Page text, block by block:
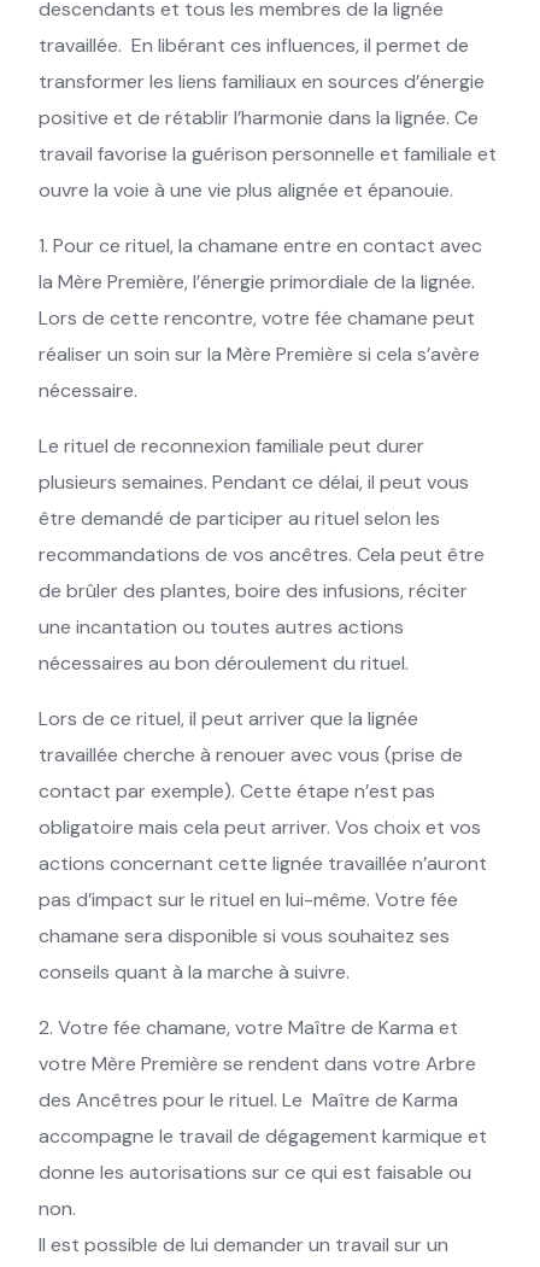
descendants et tous les membres de la lignée
travaillée. En libérant ces influences, il permet de
transformer les liens familiaux en sources d’énergie
positive et de rétablir l’harmonie dans la lignée. Ce
travail favorise la guérison personnelle et familiale et
ouvre la voie à une vie plus alignée et épanouie.
1. Pour ce rituel, la chamane entre en contact avec
la Mère Première, l’énergie primordiale de la lignée.
Lors de cette rencontre, votre fée chamane peut
réaliser un soin sur la Mère Première si cela s’avère
nécessaire.
Le rituel de reconnexion familiale peut durer
plusieurs semaines. Pendant ce délai, il peut vous
être demandé de participer au rituel selon les
recommandations de vos ancêtres. Cela peut être
de brûler des plantes, boire des infusions, réciter
une incantation ou toutes autres actions
nécessaires au bon déroulement du rituel.
Lors de ce rituel, il peut arriver que la lignée
travaillée cherche à renouer avec vous (prise de
contact par exemple). Cette étape n’est pas
obligatoire mais cela peut arriver. Vos choix et vos
actions concernant cette lignée travaillée n’auront
pas d’impact sur le rituel en lui-même. Votre fée
chamane sera disponible si vous souhaitez ses
conseils quant à la marche à suivre.
2. Votre fée chamane, votre Maître de Karma et
votre Mère Première se rendent dans votre Arbre
des Ancêtres pour le rituel. Le Maître de Karma
accompagne le travail de dégagement karmique et
donne les autorisations sur ce qui est faisable ou
non.
Il est possible de lui demander un travail sur un